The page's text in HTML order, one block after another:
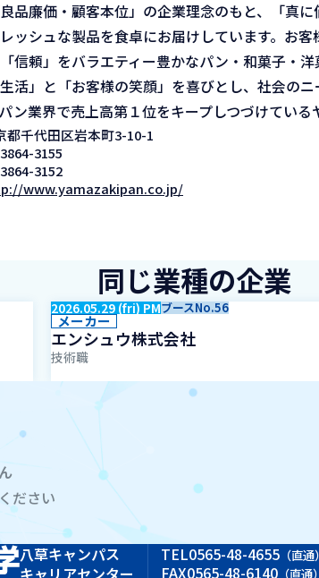
品廉価・顧客本位」の企業理念のもと、「真
ッシュな製品を食卓にお届けしています。お
信頼」をバラエティー豊かなパン・和菓子・
活」と「お客様の笑顔」を喜びとし、社会の
ン業界で売上高第１位をキープしつづけてい
都千代田区岩本町3-10-1
3155
3152
www.yamazakipan.co.jp/
同じ業種の企業
2026.05.29 (fri) PMブースNo.56
メーカー
エンシュウ株式会社
技術職
ださい
八草キャンパス
キャリアセンター
TEL0565-48-4655 （直通）
FAX0565-48-6140 （直通）